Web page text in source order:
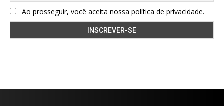
Ao prosseguir, você aceita nossa política de privacidade.